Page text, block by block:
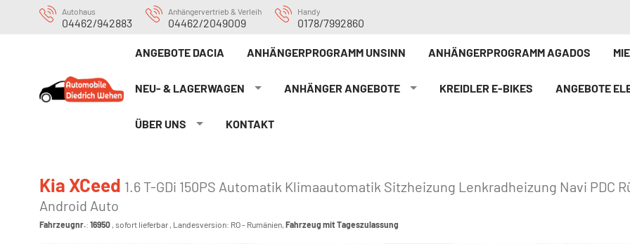
Autohaus
04462/942883
Anhängervertrieb & Verleih
04462/2049009
Handy
0178/7992860
ANGEBOTE DACIA ANHÄNGERPROGRAMM UNSINN ANHÄNGERPROGRAMM AGADOS
NEU- & LAGERWAGEN ANHÄNGER ANGEBOTE KREIDLER E-BIKE`S ANGEBOTE
ÜBER UNS KONTAKT
Kia XCeed 1.6 T-GDi 150PS Automatik Klimaautomatik Sitzheizung Lenkradheizung Navi PDC
Android Auto
Fahrzeugnr.: 16950 , sofort lieferbar , Landesversion: RO - Rumänien, Fahrzeug mit Tageszulassung